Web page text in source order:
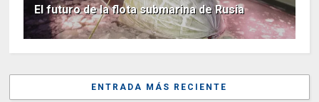
El futuro de la flota submarina de Rusia
ENTRADA MÁS RECIENTE